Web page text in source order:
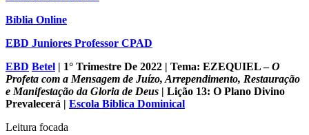
Bíblia Online
EBD Juniores Professor CPAD
EBD Betel | 1° Trimestre De 2022 | Tema: EZEQUIEL –O
Profeta com a Mensagem de Juízo, Arrependimento, Restauração
e Manifestação da Gloria de Deus | Lição 13: O Plano Divino
Prevalecerá | Escola Biblica Dominical
Leitura focada